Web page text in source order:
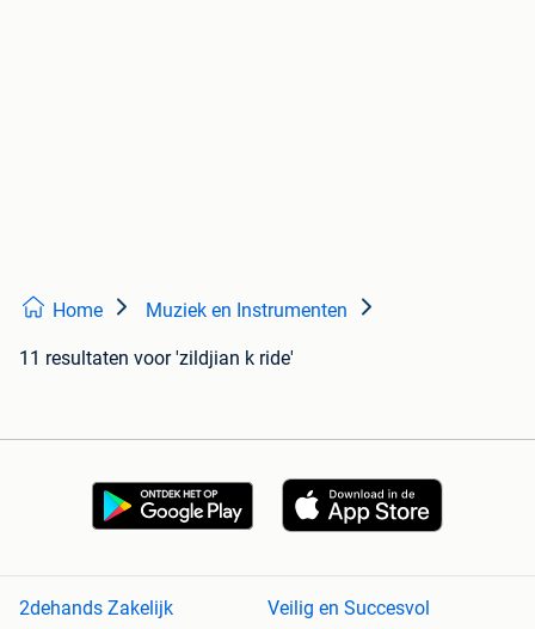
Home Muziek en Instrumenten
11 resultaten voor 'zildjian k ride'
2dehands Zakelijk Veilig en Succesvol